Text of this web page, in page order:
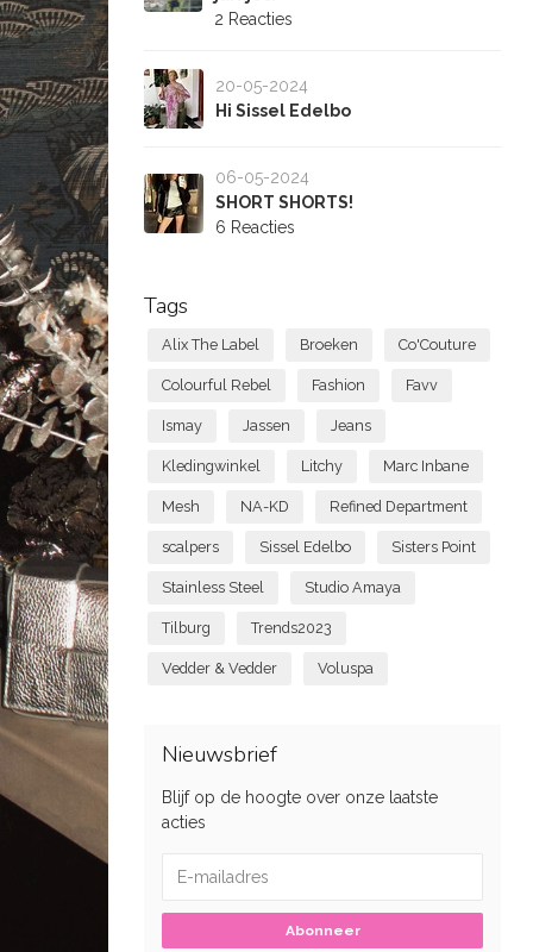
2 Reacties
20-05-2024
Hi Sissel Edelbo
06-05-2024
SHORT SHORTS!
6 Reacties
Tags
Alix The Label Broeken Co'Couture
Colourful Rebel Fashion Favv
Ismay Jassen Jeans
Kledingwinkel Litchy Marc Inbane
Mesh NA-KD Refined Department
scalpers Sissel Edelbo Sisters Point
Stainless Steel Studio Amaya
Tilburg Trends2023
Vedder & Vedder Voluspa
Nieuwsbrief
Blijf op de hoogte over onze laatste
acties
Abonneer